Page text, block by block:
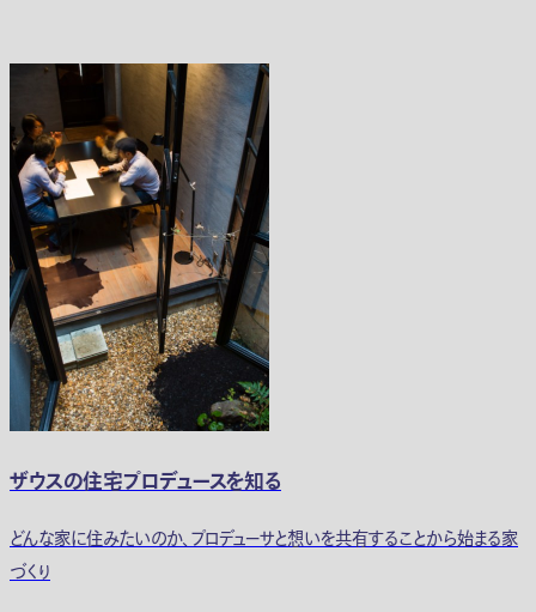
ザウスの住宅プロデュースを知る
どんな家に住みたいのか、プロデューサと想いを共有することから始まる家
づくり